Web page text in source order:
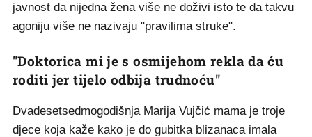
javnost da nijedna žena više ne doživi isto te da takvu
agoniju više ne nazivaju "pravilima struke".
"Doktorica mi je s osmijehom rekla da ću
roditi jer tijelo odbija trudnoću"
Dvadesetsedmogodišnja Marija Vujčić mama je troje
djece koja kaže kako je do gubitka blizanaca imala